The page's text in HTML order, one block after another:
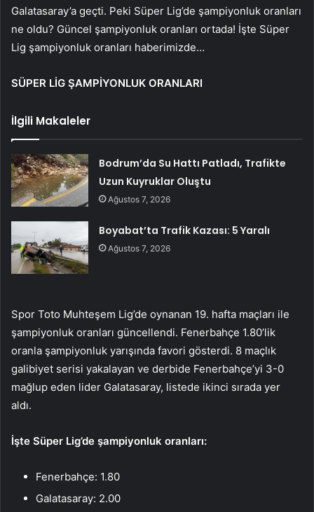
Galatasaray’a geçti. Peki Süper Lig’de şampiyonluk oranları
ne oldu? Güncel şampiyonluk oranları ortada! İşte Süper
Lig şampiyonluk oranları haberimizde…
SÜPER LİG ŞAMPİYONLUK ORANLARI
İlgili Makaleler
Bodrum’da Su Hattı Patladı, Trafikte
Uzun Kuyruklar Oluştu
Ağustos 7, 2026
Boyabat’ta Trafik Kazası: 5 Yaralı
Ağustos 7, 2026
Spor Toto Muhteşem Lig’de oynanan 19. hafta maçları ile
şampiyonluk oranları güncellendi. Fenerbahçe 1.80’lik
oranla şampiyonluk yarışında favori gösterdi. 8 maçlık
galibiyet serisi yakalayan ve derbide Fenerbahçe’yi 3-0
mağlup eden lider Galatasaray, listede ikinci sırada yer
aldı.
İşte Süper Lig’de şampiyonluk oranları:
Fenerbahçe: 1.80
Galatasaray: 2.00